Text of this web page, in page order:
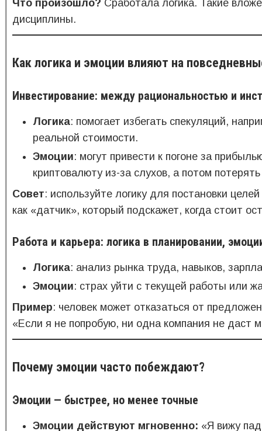
Что произошло? Сработала логика. Такие
дисциплины.
Как логика и эмоции влияют на
Инвестирование: между рациональностью и
Логика: помогает избегать спекуляций,
реальной стоимости.
Эмоции: могут привести к погоне за
криптовалюту из-за слухов, а потом
Совет: используйте логику для постановки целей
как «датчик», который подскажет, когда стоит
Работа и карьера: логика в планировании,
Логика: анализ рынка труда, навыков,
Эмоции: страх уйти с текущей работы или
Пример: человек может отказаться от
«Если я не попробую, ни одна компания не даст
Почему эмоции часто побеждают?
Эмоции — быстрее, но менее точные
Эмоции действуют мгновенно: «Я вижу